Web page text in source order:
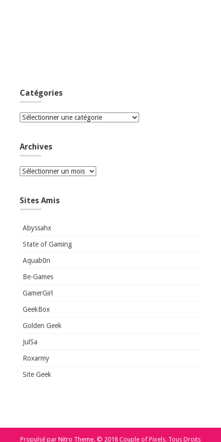
Catégories
Catégories
Archives
Archives
Sites Amis
Abyssahx
State of Gaming
Aquab0n
Be-Games
GamerGirl
GeekBox
Golden Geek
JulSa
Roxarmy
Site Geek
Propulsé par Nitro Theme. © 2018 Couple of Pixels. Tous Droits